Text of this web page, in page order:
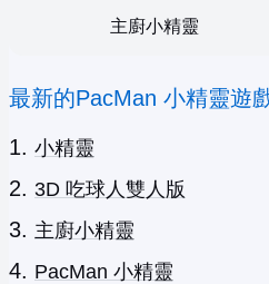
主廚小精靈
最新的PacMan 小精靈遊
小精靈
3D 吃球人雙人版
主廚小精靈
PacMan 小精靈